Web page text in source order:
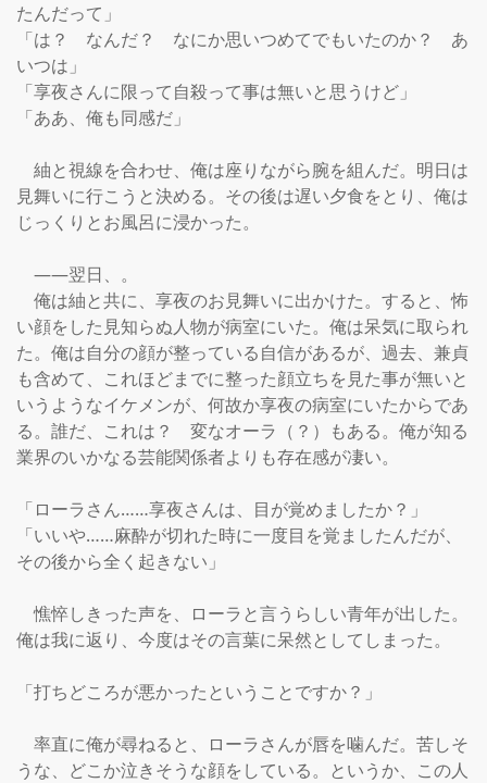
たんだって」
「は？　なんだ？　なにか思いつめてでもいたのか？　あ
いつは」
「享夜さんに限って自殺って事は無いと思うけど」
「ああ、俺も同感だ」
紬と視線を合わせ、俺は座りながら腕を組んだ。明日は
見舞いに行こうと決める。その後は遅い夕食をとり、俺は
じっくりとお風呂に浸かった。
――翌日、。
俺は紬と共に、享夜のお見舞いに出かけた。すると、怖
い顔をした見知らぬ人物が病室にいた。俺は呆気に取られ
た。俺は自分の顔が整っている自信があるが、過去、兼貞
も含めて、これほどまでに整った顔立ちを見た事が無いと
いうようなイケメンが、何故か享夜の病室にいたからであ
る。誰だ、これは？　変なオーラ（？）もある。俺が知る
業界のいかなる芸能関係者よりも存在感が凄い。
「ローラさん……享夜さんは、目が覚めましたか？」
「いいや……麻酔が切れた時に一度目を覚ましたんだが、
その後から全く起きない」
憔悴しきった声を、ローラと言うらしい青年が出した。
俺は我に返り、今度はその言葉に呆然としてしまった。
「打ちどころが悪かったということですか？」
率直に俺が尋ねると、ローラさんが唇を噛んだ。苦しそ
うな、どこか泣きそうな顔をしている。というか、この人